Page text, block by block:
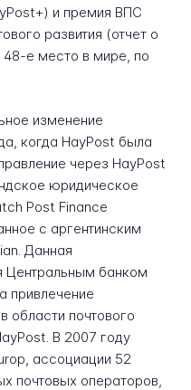
и премия ВПС
развития (отчет о
48-е место в мире, по
изменение
когда HayPost была
через HayPost
юридическое
Post Finance
с аргентинским
Данная
Центральным банком
привлечение
области почтового
В 2007 году
ассоциации 52
почтовых операторов,